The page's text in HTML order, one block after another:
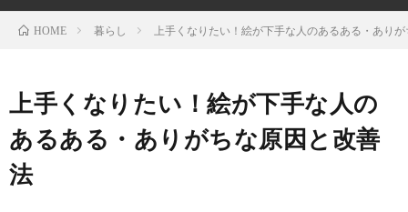
HOME 暮らし 上手くなりたい！絵が下手な人のあるある・あり
上手くなりたい！絵が下手な人の
あるある・ありがちな原因と改善
法